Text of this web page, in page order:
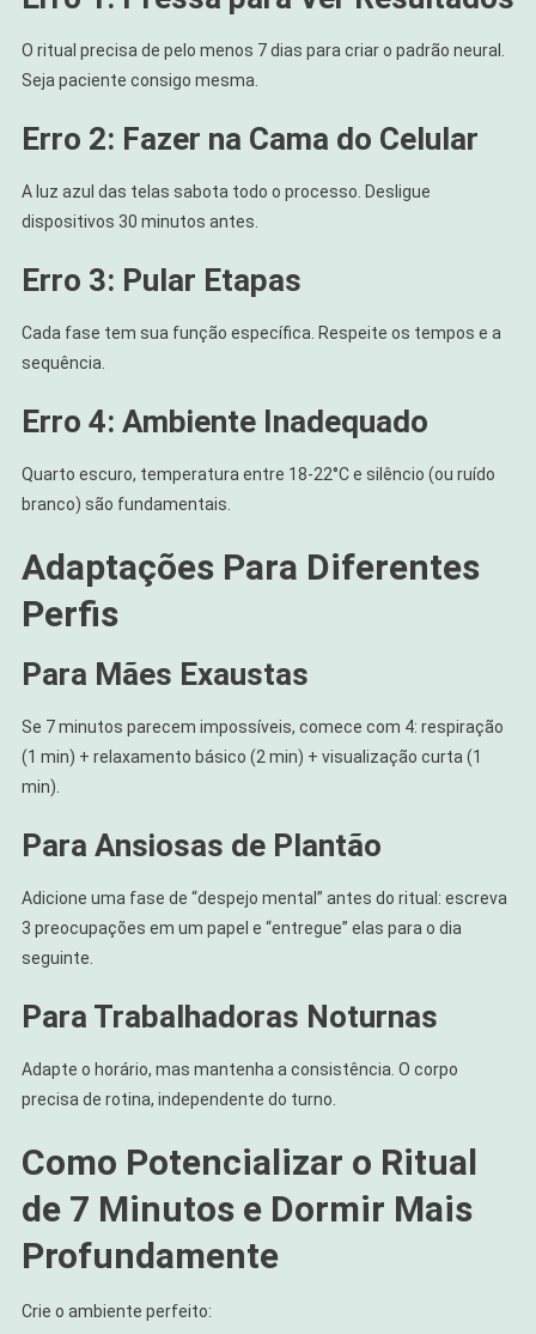
O ritual precisa de pelo menos 7 dias para criar o padrão neural.
Seja paciente consigo mesma.
Erro 2: Fazer na Cama do Celular
A luz azul das telas sabota todo o processo. Desligue
dispositivos 30 minutos antes.
Erro 3: Pular Etapas
Cada fase tem sua função específica. Respeite os tempos e a
sequência.
Erro 4: Ambiente Inadequado
Quarto escuro, temperatura entre 18-22°C e silêncio (ou ruído
branco) são fundamentais.
Adaptações Para Diferentes
Perfis
Para Mães Exaustas
Se 7 minutos parecem impossíveis, comece com 4: respiração
(1 min) + relaxamento básico (2 min) + visualização curta (1
min).
Para Ansiosas de Plantão
Adicione uma fase de “despejo mental” antes do ritual: escreva
3 preocupações em um papel e “entregue” elas para o dia
seguinte.
Para Trabalhadoras Noturnas
Adapte o horário, mas mantenha a consistência. O corpo
precisa de rotina, independente do turno.
Como Potencializar o Ritual
de 7 Minutos e Dormir Mais
Profundamente
Crie o ambiente perfeito: